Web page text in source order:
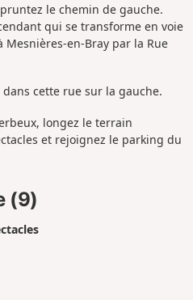
le chemin de gauche.
qui se transforme en voie
en-Bray par la Rue
cette rue sur la gauche.
longez le terrain
et rejoignez le parking du
(9)